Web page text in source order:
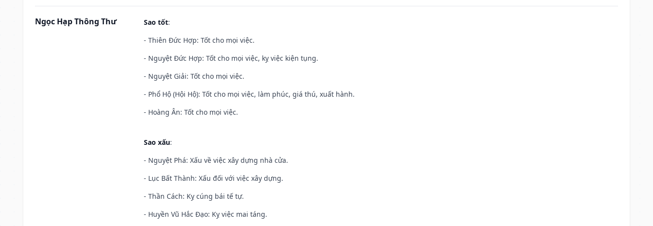
Ngọc Hạp Thông Thư Sao tốt:
- Thiên Đức Hợp: Tốt cho mọi việc.
- Nguyệt Đức Hợp: Tốt cho mọi việc, kỵ việc kiện tụng.
- Nguyệt Giải: Tốt cho mọi việc.
- Phổ Hộ (Hội Hộ): Tốt cho mọi việc, làm phúc, giá thú, xuất hành.
- Hoàng Ân: Tốt cho mọi việc.
Sao xấu:
- Nguyệt Phá: Xấu về việc xây dựng nhà cửa.
- Lục Bất Thành: Xấu đối với việc xây dựng.
- Thần Cách: Kỵ cúng bái tế tự.
- Huyền Vũ Hắc Đạo: Kỵ việc mai táng.